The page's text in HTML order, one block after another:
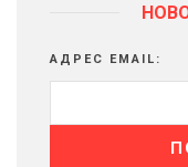
АДРЕС EMAIL: